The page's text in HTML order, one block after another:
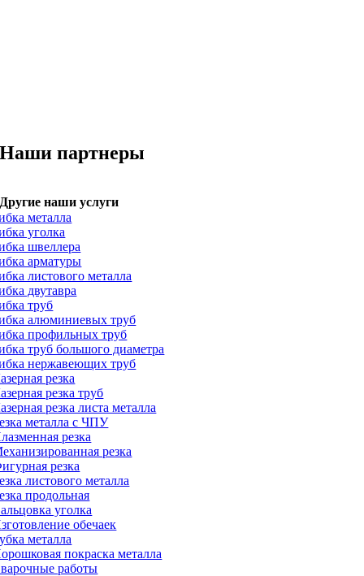
Наши партнеры
Другие наши услуги
металла
уголка
швеллера
арматуры
листового металла
двутавра
труб
алюминиевых труб
профильных труб
труб большого диаметра
нержавеющих труб
резка
резка труб
резка листа металла
металла с ЧПУ
резка
резка
резка
листового металла
продольная
уголка
обечаек
металла
покраска металла
работы